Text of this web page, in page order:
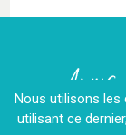
Nous utilisons les
utilisant ce